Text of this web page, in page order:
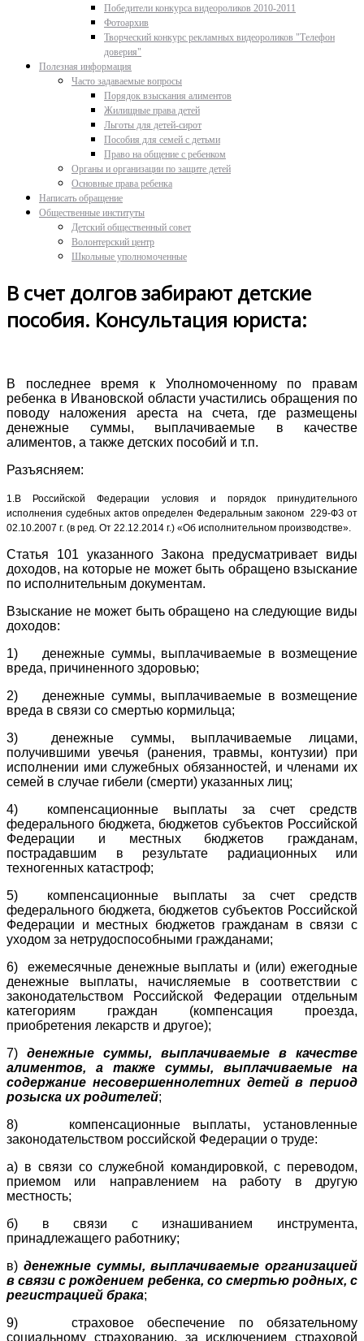
Победители конкурса видеороликов 2010-2011
Фотоархив
Творческий конкурс рекламных видеороликов "Телефон
доверия"
Полезная информация
Часто задаваемые вопросы
Порядок взыскания алиментов
Жилищные права детей
Льготы для детей-сирот
Пособия для семей с детьми
Право на общение с ребенком
Органы и организации по защите детей
Основные права ребенка
Написать обращение
Общественные институты
Детский общественный совет
Волонтерский центр
Школьные уполномоченные
В счет долгов забирают детские
пособия. Консультация юриста:
В последнее время к Уполномоченному по правам
ребенка в Ивановской области участились обращения по
поводу наложения ареста на счета, где размещены
денежные суммы, выплачиваемые в качестве
алиментов, а также детских пособий и т.п.
Разъясняем:
1.В Российской Федерации условия и порядок принудительного
исполнения судебных актов определен Федеральным законом 229-ФЗ от
02.10.2007 г. (в ред. От 22.12.2014 г.) «Об исполнительном производстве».
Статья 101 указанного Закона предусматривает виды
доходов, на которые не может быть обращено взыскание
по исполнительным документам.
Взыскание не может быть обращено на следующие виды
доходов:
1) денежные суммы, выплачиваемые в возмещение
вреда, причиненного здоровью;
2) денежные суммы, выплачиваемые в возмещение
вреда в связи со смертью кормильца;
3) денежные суммы, выплачиваемые лицами,
получившими увечья (ранения, травмы, контузии) при
исполнении ими служебных обязанностей, и членами их
семей в случае гибели (смерти) указанных лиц;
4) компенсационные выплаты за счет средств
федерального бюджета, бюджетов субъектов Российской
Федерации и местных бюджетов гражданам,
пострадавшим в результате радиационных или
техногенных катастроф;
5) компенсационные выплаты за счет средств
федерального бюджета, бюджетов субъектов Российской
Федерации и местных бюджетов гражданам в связи с
уходом за нетрудоспособными гражданами;
6) ежемесячные денежные выплаты и (или) ежегодные
денежные выплаты, начисляемые в соответствии с
законодательством Российской Федерации отдельным
категориям граждан (компенсация проезда,
приобретения лекарств и другое);
7) денежные суммы, выплачиваемые в качестве
алиментов, а также суммы, выплачиваемые на
содержание несовершеннолетних детей в период
розыска их родителей;
8) компенсационные выплаты, установленные
законодательством российской Федерации о труде:
а) в связи со служебной командировкой, с переводом,
приемом или направлением на работу в другую
местность;
б) в связи с изнашиванием инструмента,
принадлежащего работнику;
в) денежные суммы, выплачиваемые организацией
в связи с рождением ребенка, со смертью родных, с
регистрацией брака;
9) страховое обеспечение по обязательному
социальному страхованию, за исключением страховой